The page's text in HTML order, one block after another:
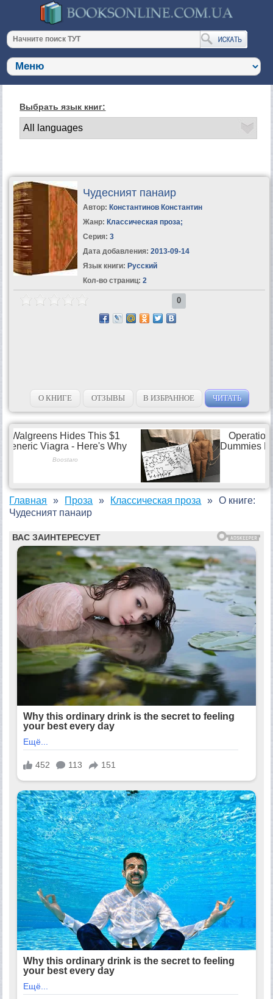
Выбрать язык книг:
Чудесният панаир
Автор: Константинов Константин
Жанр: Классическая проза;
Серия: 3
Дата добавления: 2013-09-14
Язык книги: Русский
Кол-во страниц: 2
0
О КНИГЕ ОТЗЫВЫ В ИЗБРАННОЕ ЧИТАТЬ
Главная Проза Классическая проза
О книге:
Чудесният панаир